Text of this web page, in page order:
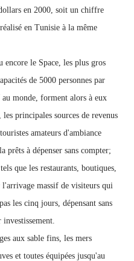
en 2000, soit un chiffre
en Tunisie à la même
encore le Space, les plus gros
de 5000 personnes par
monde, forment alors à eux
principales sources de revenus
amateurs d'ambiance
prêts à dépenser sans compter;
que les restaurants, boutiques,
l'arrivage massif de visiteurs qui
les cinq jours, dépensant sans
aux sable fins, les mers
et toutes équipées jusqu'au